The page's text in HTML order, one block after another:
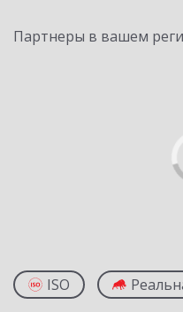
Партнеры в вашем
ISO